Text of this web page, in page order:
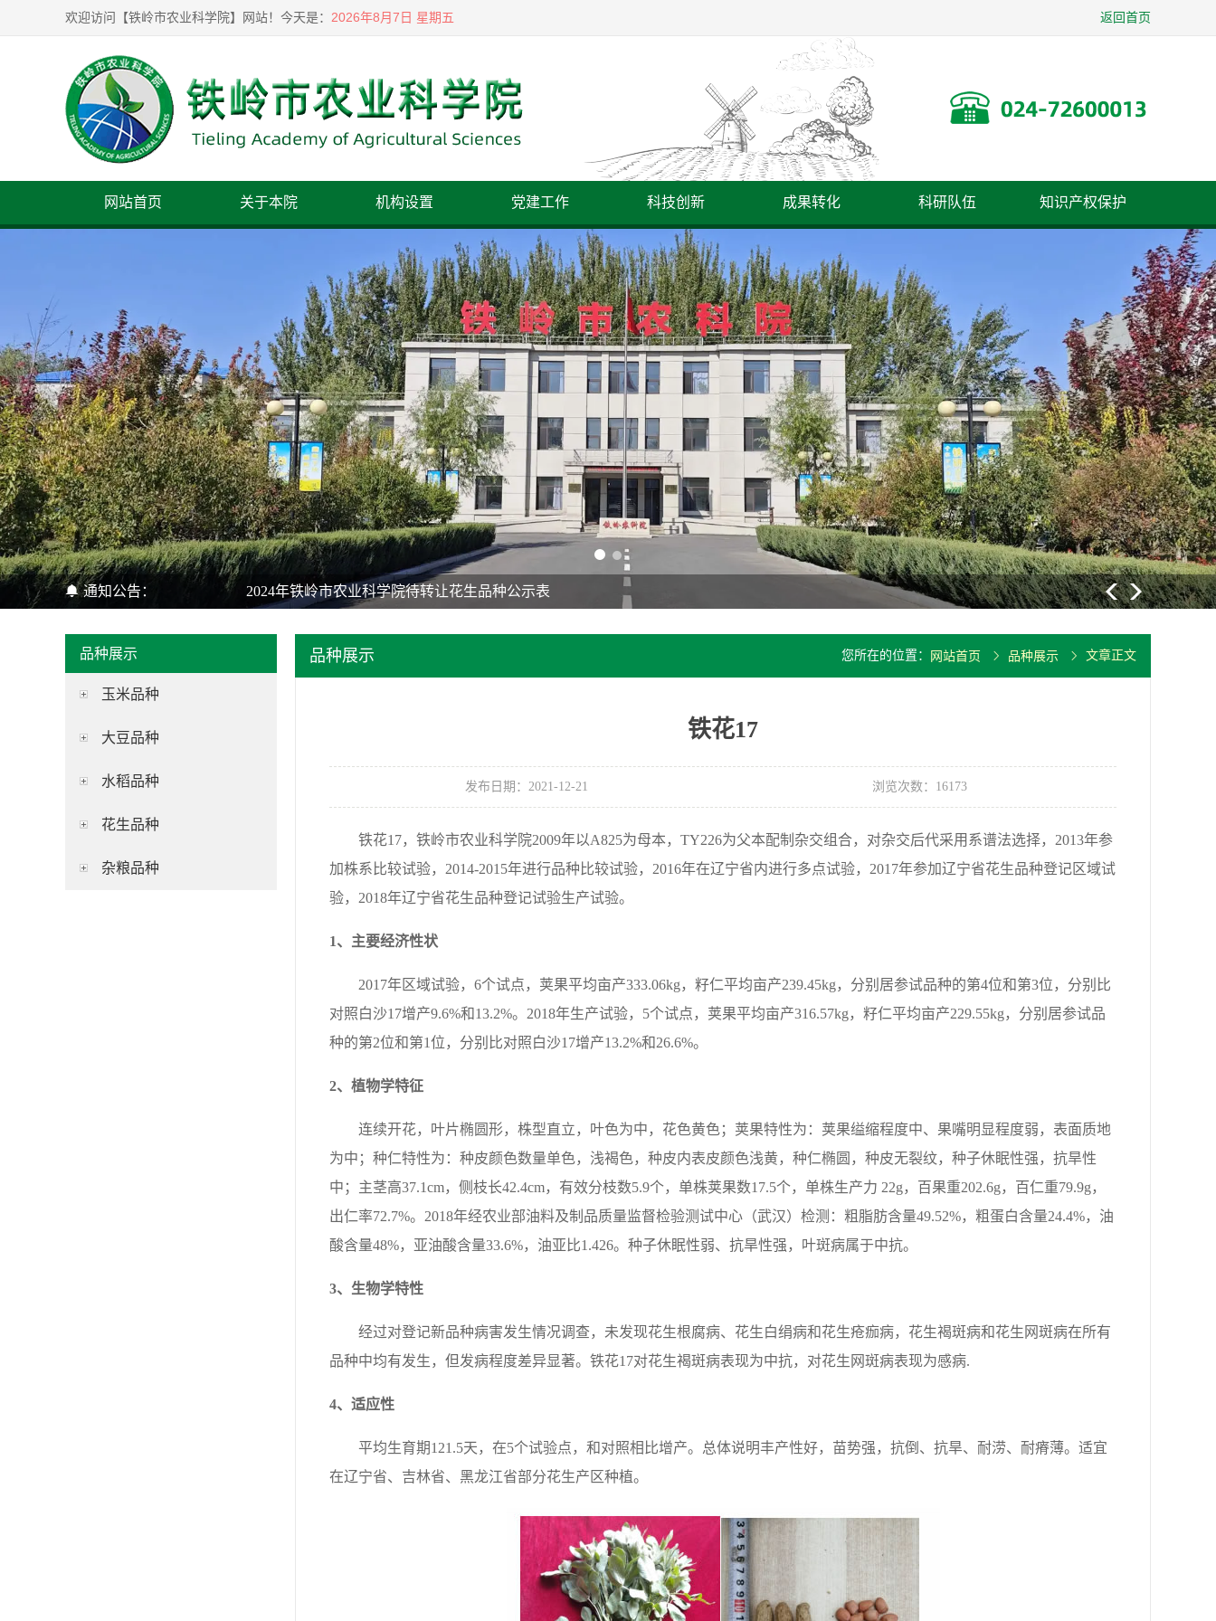
欢迎访问【铁岭市农业科学院】网站！ 今天是： 2026年8月7日 星期五 返回首页
网站首页 关于本院 机构设置 党建工作 科技创新 成果转化 科研队伍 知识产权保护
通知公告： 2024年铁岭市农业科学院待转让花生品种公示表 大豆重要
品种展示
玉米品种
大豆品种
水稻品种
花生品种
杂粮品种
品种展示 您所在的位置： 网站首页 品种展示 文章正文
铁花17
发布日期：2021-12-21 浏览次数：16173
铁花17，铁岭市农业科学院2009年以A825为母本，TY226为父本配制杂交组合，对杂交后代采用系谱法选择，2013年参
加株系比较试验，2014-2015年进行品种比较试验，2016年在辽宁省内进行多点试验，2017年参加辽宁省花生品种登记区域试
验，2018年辽宁省花生品种登记试验生产试验。
1、 主要经济性状
2017年区域试验，6个试点，荚果平均亩产333.06kg，籽仁平均亩产239.45kg，分别居参试品种的第4位和第3位，分别比
对照白沙17增产9.6%和13.2%。2018年生产试验，5个试点，荚果平均亩产316.57kg，籽仁平均亩产229.55kg，分别居参试品
种的第2位和第1位，分别比对照白沙17增产13.2%和26.6%。
2、植物学特征
连续开花，叶片椭圆形，株型直立，叶色为中，花色黄色；荚果特性为：荚果缢缩程度中、果嘴明显程度弱，表面质地
为中；种仁特性为：种皮颜色数量单色，浅褐色，种皮内表皮颜色浅黄，种仁椭圆，种皮无裂纹，种子休眠性强，抗旱性
中；主茎高37.1cm，侧枝长42.4cm，有效分枝数5.9个，单株荚果数17.5个，单株生产力 22g，百果重202.6g，百仁重79.9g，
出仁率72.7%。2018年经农业部油料及制品质量监督检验测试中心（武汉）检测：粗脂肪含量49.52%，粗蛋白含量24.4%，油
酸含量48%，亚油酸含量33.6%，油亚比1.426。种子休眠性弱、抗旱性强，叶斑病属于中抗。
3、 生物学特性
经过对登记新品种病害发生情况调查，未发现花生根腐病、花生白绢病和花生疮痂病，花生褐斑病和花生网斑病在所有
品种中均有发生，但发病程度差异显著。铁花17对花生褐斑病表现为中抗，对花生网斑病表现为感病.
4、适应性
平均生育期121.5天，在5个试验点，和对照相比增产。总体说明丰产性好，苗势强，抗倒、抗旱、耐涝、耐瘠薄。适宜
在辽宁省、吉林省、黑龙江省部分花生产区种植。